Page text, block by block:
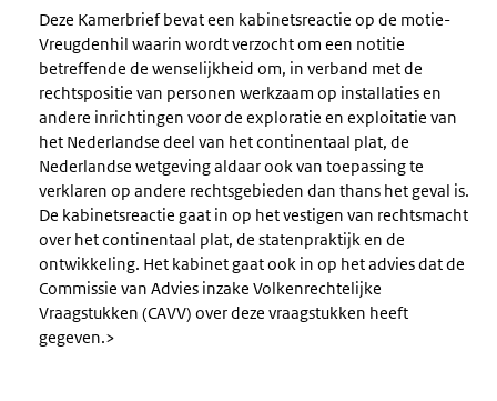
Deze Kamerbrief bevat een kabinetsreactie op de motie-
Vreugdenhil waarin wordt verzocht om een notitie
betreffende de wenselijkheid om, in verband met de
rechtspositie van personen werkzaam op installaties en
andere inrichtingen voor de exploratie en exploitatie van
het Nederlandse deel van het continentaal plat, de
Nederlandse wetgeving aldaar ook van toepassing te
verklaren op andere rechtsgebieden dan thans het geval is.
De kabinetsreactie gaat in op het vestigen van rechtsmacht
over het continentaal plat, de statenpraktijk en de
ontwikkeling. Het kabinet gaat ook in op het advies dat de
Commissie van Advies inzake Volkenrechtelijke
Vraagstukken (CAVV) over deze vraagstukken heeft
gegeven.>